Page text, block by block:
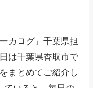
カログ』千葉県担
は千葉県香取市で
まとめてご紹介し